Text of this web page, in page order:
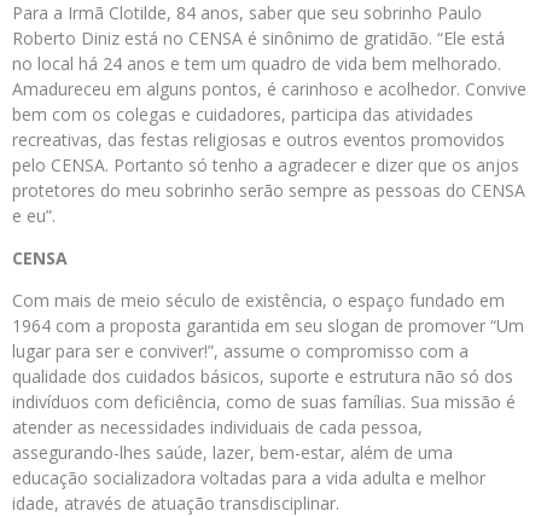
Para a Irmã Clotilde, 84 anos, saber que seu sobrinho Paulo
Roberto Diniz está no CENSA é sinônimo de gratidão. “Ele está
no local há 24 anos e tem um quadro de vida bem melhorado.
Amadureceu em alguns pontos, é carinhoso e acolhedor. Convive
bem com os colegas e cuidadores, participa das atividades
recreativas, das festas religiosas e outros eventos promovidos
pelo CENSA. Portanto só tenho a agradecer e dizer que os anjos
protetores do meu sobrinho serão sempre as pessoas do CENSA
e eu”.
CENSA
Com mais de meio século de existência, o espaço fundado em
1964 com a proposta garantida em seu slogan de promover “Um
lugar para ser e conviver!”, assume o compromisso com a
qualidade dos cuidados básicos, suporte e estrutura não só dos
indivíduos com deficiência, como de suas famílias. Sua missão é
atender as necessidades individuais de cada pessoa,
assegurando-lhes saúde, lazer, bem-estar, além de uma
educação socializadora voltadas para a vida adulta e melhor
idade, através de atuação transdisciplinar.